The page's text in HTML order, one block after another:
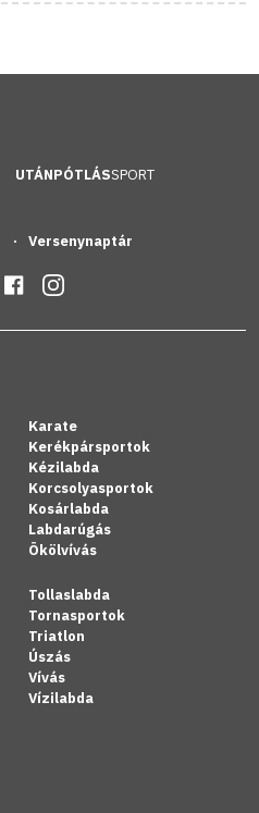
UTÁNPÓTLÁSSPORT
Versenynaptár
Karate
Kerékpársportok
Kézilabda
Korcsolyasportok
Kosárlabda
Labdarúgás
Ökölvívás
Tollaslabda
Tornasportok
Triatlon
Úszás
Vívás
Vízilabda